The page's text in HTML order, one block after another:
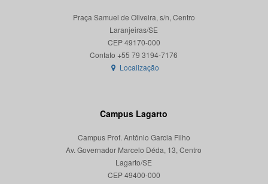
Praça Samuel de Oliveira, s/n, Centro
Laranjeiras/SE
CEP 49170-000
Localização
Campus Lagarto
Campus Prof. Antônio Garcia Filho
Av. Governador Marcelo Déda, 13, Centro
Lagarto/SE
CEP 49400-000